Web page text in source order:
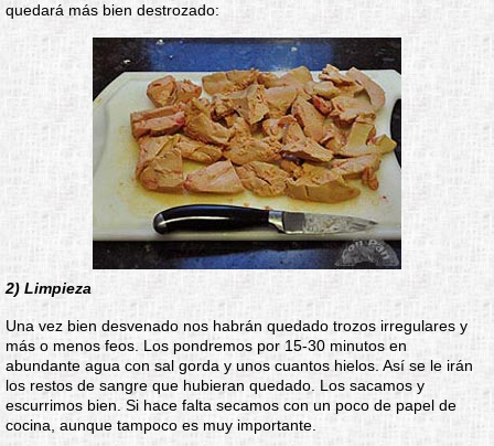
quedará más bien destrozado:
2) Limpieza
Una vez bien desvenado nos habrán quedado trozos irregulares y
más o menos feos. Los pondremos por 15-30 minutos en
abundante agua con sal gorda y unos cuantos hielos. Así se le irán
los restos de sangre que hubieran quedado. Los sacamos y
escurrimos bien. Si hace falta secamos con un poco de papel de
cocina, aunque tampoco es muy importante.